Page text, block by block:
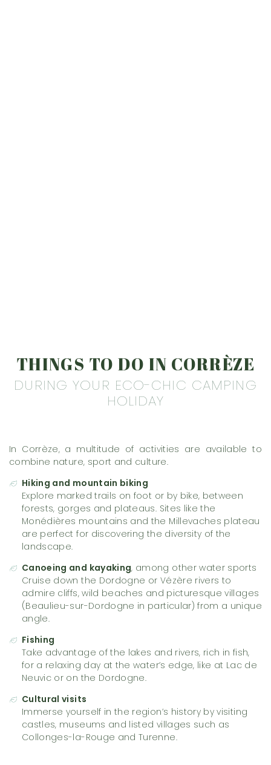
THINGS TO DO IN CORRÈZE
DURING YOUR ECO-CHIC CAMPING
HOLIDAY
In Corrèze, a multitude of activities are available to
combine nature, sport and culture.
Hiking and mountain biking
Explore marked trails on foot or by bike, between
forests, gorges and plateaus. Sites like the
Monédières mountains and the Millevaches plateau
are perfect for discovering the diversity of the
landscape.
Canoeing and kayaking, among other water sports
Cruise down the Dordogne or Vézère rivers to
admire cliffs, wild beaches and picturesque villages
(Beaulieu-sur-Dordogne in particular) from a unique
angle.
Fishing
Take advantage of the lakes and rivers, rich in fish,
for a relaxing day at the water’s edge, like at Lac de
Neuvic or on the Dordogne.
Cultural visits
Immerse yourself in the region’s history by visiting
castles, museums and listed villages such as
Collonges-la-Rouge and Turenne.